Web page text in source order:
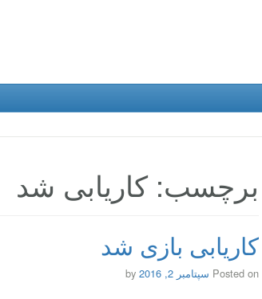
برچسب: کاریابی شد
کاریابی بازی شد
Posted on سپتامبر 2, 2016 by